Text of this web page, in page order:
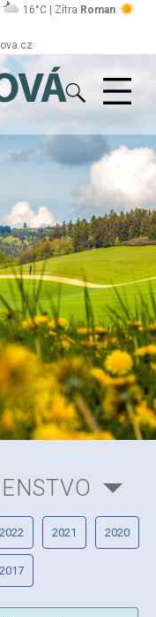
16°C | Zítra Roman
2022 2021 2020
2017